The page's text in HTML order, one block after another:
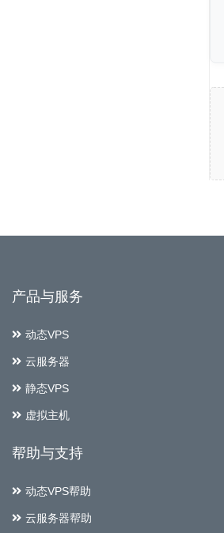
产品与服务
动态VPS
云服务器
静态VPS
虚拟主机
帮助与支持
动态VPS帮助
云服务器帮助